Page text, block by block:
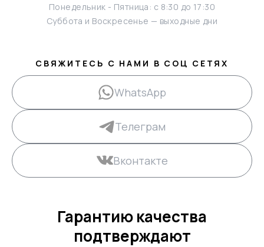
Понедельник - Пятница: с 8:30 до 17:30
Суббота и Воскресенье — выходные дни
СВЯЖИТЕСЬ С НАМИ В СОЦ СЕТЯХ
WhatsApp
Телеграм
Вконтакте
Гарантию качества
подтверждают